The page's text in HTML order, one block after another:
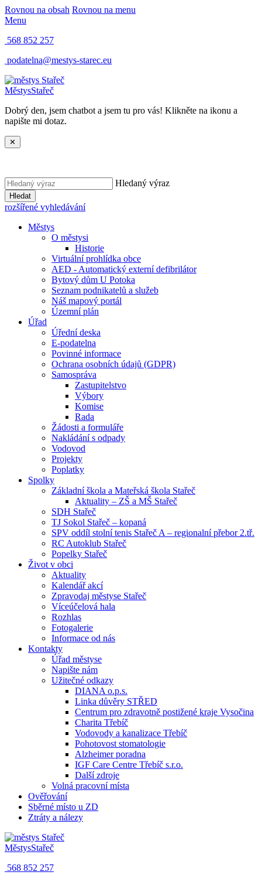
Rovnou na obsah Rovnou na menu
Menu
568 852 257
podatelna@mestys-starec.eu
MěstysStařeč
Dobrý den, jsem chatbot a jsem tu pro vás! Klikněte na ikonu a
napište mi dotaz.
✕
Hledaný výraz
Hledat
rozšířené vyhledávání
Městys
O městysi
Historie
Virtuální prohlídka obce
AED - Automatický externí defibrilátor
Bytový dům U Potoka
Seznam podnikatelů a služeb
Náš mapový portál
Územní plán
Úřad
Úřední deska
E-podatelna
Povinné informace
Ochrana osobních údajů (GDPR)
Samospráva
Zastupitelstvo
Výbory
Komise
Rada
Žádosti a formuláře
Nakládání s odpady
Vodovod
Projekty
Poplatky
Spolky
Základní škola a Mateřská škola Stařeč
Aktuality – ZŠ a MŠ Stařeč
SDH Stařeč
TJ Sokol Stařeč – kopaná
SPV oddíl stolní tenis Stařeč A – regionalní přebor 2.tř.
RC Autoklub Stařeč
Popelky Stařeč
Život v obci
Aktuality
Kalendář akcí
Zpravodaj městyse Stařeč
Víceúčelová hala
Rozhlas
Fotogalerie
Informace od nás
Kontakty
Úřad městyse
Napište nám
Užitečné odkazy
DIANA o.p.s.
Linka důvěry STŘED
Centrum pro zdravotně postižené kraje Vysočina
Charita Třebíč
Vodovody a kanalizace Třebíč
Pohotovost stomatologie
Alzheimer poradna
IGF Care Centre Třebíč s.r.o.
Další zdroje
Volná pracovní místa
Ověřování
Sběrné místo u ZD
Ztráty a nálezy
MěstysStařeč
568 852 257